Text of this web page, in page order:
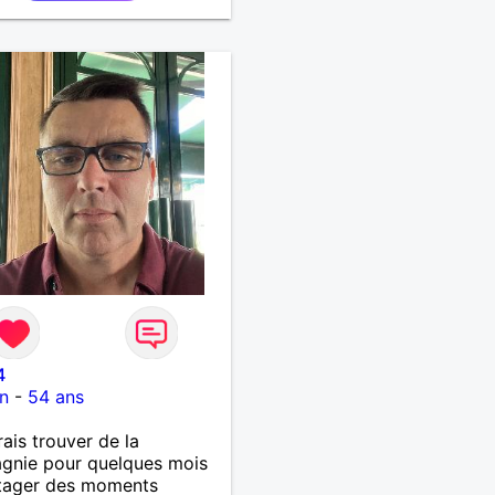
- 54 ans
trouver de la
pour quelques mois
des moments